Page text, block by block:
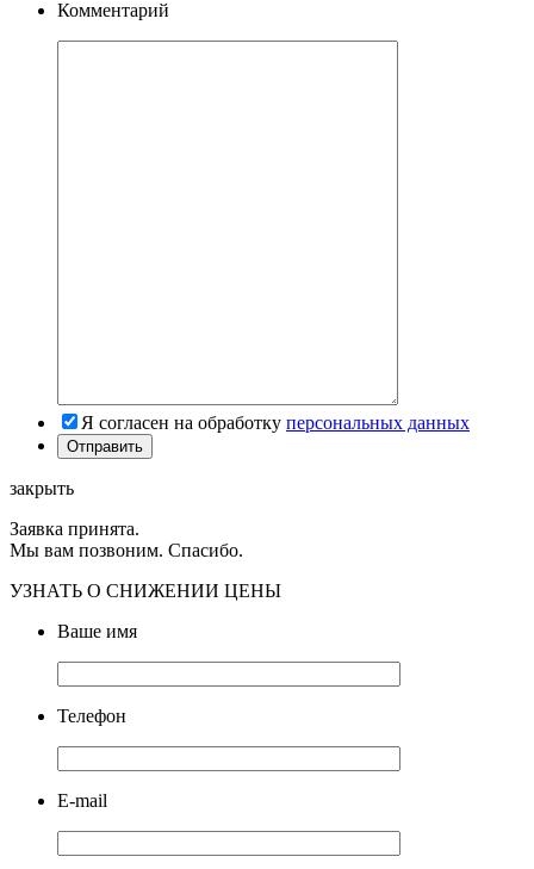
Комментарий
Я согласен на обработку персональных данных
закрыть
Заявка принята.
Мы вам позвоним. Спасибо.
УЗНАТЬ О СНИЖЕНИИ ЦЕНЫ
Ваше имя
Телефон
E-mail